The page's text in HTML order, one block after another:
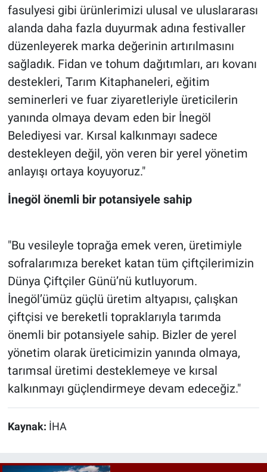
fasulyesi gibi ürünlerimizi ulusal ve uluslararası
alanda daha fazla duyurmak adına festivaller
düzenleyerek marka değerinin artırılmasını
sağladık. Fidan ve tohum dağıtımları, arı kovanı
destekleri, Tarım Kitaphaneleri, eğitim
seminerleri ve fuar ziyaretleriyle üreticilerin
yanında olmaya devam eden bir İnegöl
Belediyesi var. Kırsal kalkınmayı sadece
destekleyen değil, yön veren bir yerel yönetim
anlayışı ortaya koyuyoruz."
İnegöl önemli bir potansiyele sahip
"Bu vesileyle toprağa emek veren, üretimiyle
sofralarımıza bereket katan tüm çiftçilerimizin
Dünya Çiftçiler Günü’nü kutluyorum.
İnegöl’ümüz güçlü üretim altyapısı, çalışkan
çiftçisi ve bereketli topraklarıyla tarımda
önemli bir potansiyele sahip. Bizler de yerel
yönetim olarak üreticimizin yanında olmaya,
tarımsal üretimi desteklemeye ve kırsal
kalkınmayı güçlendirmeye devam edeceğiz."
Kaynak: İHA